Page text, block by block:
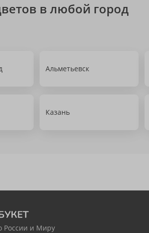
в любой город
Альметьевск
Казань
России и Миру